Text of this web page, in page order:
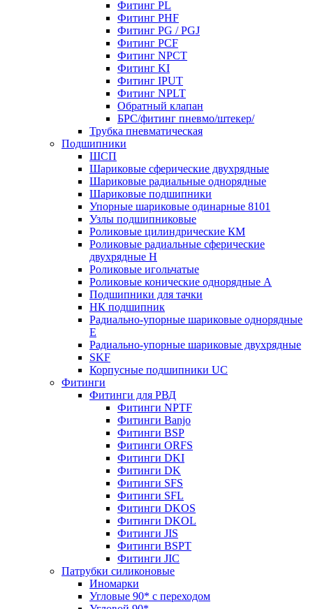
Фитинг PL
Фитинг PHF
Фитинг PG / PGJ
Фитинг PCF
Фитинг NPCT
Фитинг KI
Фитинг IPUT
Фитинг NPLT
Обратный клапан
БРС/фитинг пневмо/штекер/
Трубка пневматическая
Подшипники
ШСП
Шариковые сферические двухрядные
Шариковые радиальные однорядные
Шариковые подшипники
Упорные шариковые одинарные 8101
Узлы подшипниковые
Роликовые цилиндрические КМ
Роликовые радиальные сферические
двухрядные H
Роликовые игольчатые
Роликовые конические однорядные А
Подшипники для тачки
НК подшипник
Радиально-упорные шариковые однорядные
Е
Радиально-упорные шариковые двухрядные
SKF
Корпусные подшипники UC
Фитинги
Фитинги для РВД
Фитинги NPTF
Фитинги Banjo
Фитинги BSP
Фитинги ORFS
Фитинги DKI
Фитинги DK
Фитинги SFS
Фитинги SFL
Фитинги DKOS
Фитинги DKOL
Фитинги JIS
Фитинги BSPT
Фитинги JIC
Патрубки силиконовые
Иномарки
Угловые 90* с переходом